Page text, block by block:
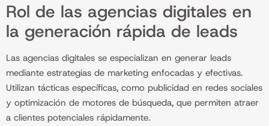
Rol de las agencias digitales en
la generación rápida de leads
Las agencias digitales se especializan en generar leads
mediante estrategias de marketing enfocadas y efectivas.
Utilizan tácticas específicas, como publicidad en redes sociales
y optimización de motores de búsqueda, que permiten atraer
a clientes potenciales rápidamente.